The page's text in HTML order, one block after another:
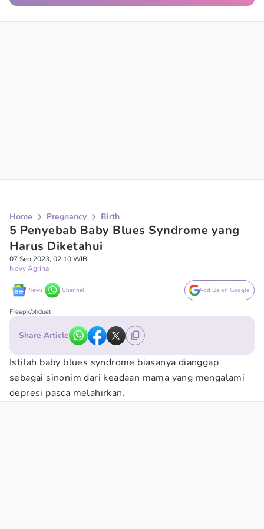
Home Pregnancy Birth
5 Penyebab Baby Blues Syndrome yang
Harus Diketahui
07 Sep 2023, 02:10 WIB
Novy Agrina
News Channel Add Us on Google
Freepik/phduet
Share Article
Istilah baby blues syndrome biasanya dianggap
sebagai sinonim dari keadaan mama yang mengalami
depresi pasca melahirkan.